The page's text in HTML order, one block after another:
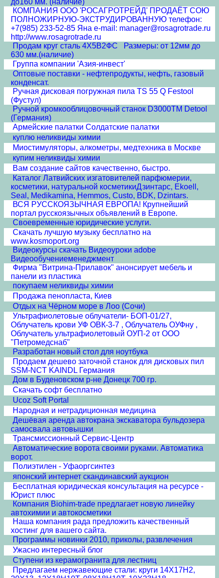
до160 мм. (наличие)
КОМПАНИЯ ООО 'РОСАГРОТРЕЙД' ПРОДАЁТ СОЮ
ПОЛНОЖИРНУЮ-ЭКСТРУДИРОВАННУЮ телефон:
+7(985) 233-52-85 Яна e-mail: manager@rosagrotrade.ru
http://www.rosagrotrade.ru
Продам круг сталь 4Х5В2ФС Размеры: от 12мм до
630 мм.(наличие)
Группа компании 'Азия-инвест'
Оптовые поставки - нефтепродукты, нефть, газовый
конденсат.
Ручная дисковая погружная пила TS 55 Q Festool
(Фустул)
Ручной кромкооблицовочный станок D3000TM Detool
(Германия)
Армейские палатки Солдатские палатки
куплю неликвиды химии
Миостимуляторы, алкометры, медтехника в Москве
купим неликвиды химии
Вам создание сайтов качественно, быстро.
Каталог Латвийских изгатовителей парфюмерии,
косметики, натуральной косметикиДзинтарс, Ekoell,
Seal, Medikamina, Hemmos, Custo, BDK, Dzintars.
ВСЯ РУССКОЯЗЫЧНАЯ ЕВРОПА! Крупнейший
портал русскоязычных объявлений в Европе.
Своевременные юридические услуги.
Скачать лучшую музыку бесплатно на
www.kosmoport.org
Видеокурсы скачать Видеоуроки adobe
Видеообучениеменеджмент
Фирма "Витрина-Прилавок" анонсирует мебель и
панели из пластика
покупаем неликвиды химии
Продажа пенопласта, Киев
Отдых на Чёрном море в Лоо (Сочи)
Ультрафиолетовые облучатели- БОП-01/27,
Облучатель крови УФ ОВК-3-7 , Облучатель ОУФну ,
Облучатель ультрафиолетовый ОУП-2 от ООО
"Петромедснаб"
Разработан новый стол для ноутбука
Продаем дешево заточной станок для дисковых пил
SSM-NCT KAINDL Германия
Дом в Буденовском р-не Донецк 700 гр.
Скачать софт бесплатно
Ucoz Soft Portal
Народная и нетрадиционная медицина
Дешёвая аренда автокрана экскаватора бульдозера
самосвала автовышки
Трансмиссионный Сервис-Центр
Автоматические ворота своими руками. Автоматика
ворот.
Полиэтилен - Уфаоргсинтез
японский интернет скандинавский аукцион
Бесплатная юридическая консультация на ресурсе -
Юрист плюс
Компания Biohim-trade предлагает новую линейку
автохимии и автокосметики
Наша компания рада предложить качественный
хостинг для вашего сайта.
Программы новинки 2010, приколы, развлечения
Ужасно интересный блог
Ступени из керамогранита для лестниц
Предлагаем нержавеющие стали: круги 14Х17Н2,